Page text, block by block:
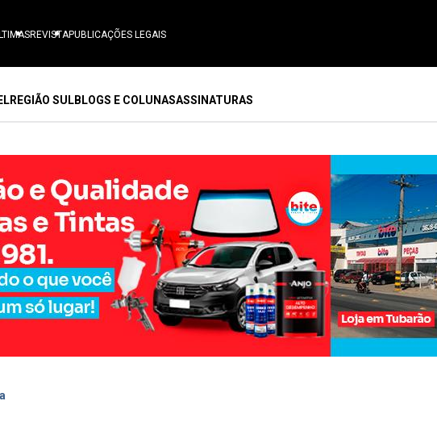
REVISTAPUBLICAÇÕES LEGAIS
REGIÃO SULBLOGS E COLUNASASSINATURAS